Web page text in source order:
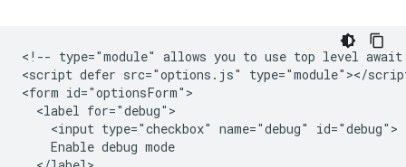
<!-- type="module" allows you to use top level
<script defer src="options.js" type="module"></
<form id="optionsForm">
  <label for="debug">
    <input type="checkbox" name="debug" id="debug">
    Enable debug mode